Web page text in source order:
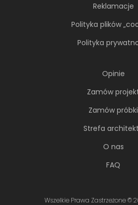
Reklamacje
Polityka plików
Polityka
Opinie
Zamów
Zamów próbki
Strefa
O nas
FAQ
Wszelkie Prawa Zastrzeżone ©